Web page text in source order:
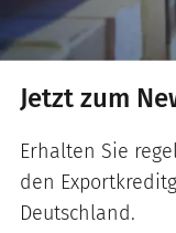
Jetzt zum
Erhalten Sie
den
Deutschland.